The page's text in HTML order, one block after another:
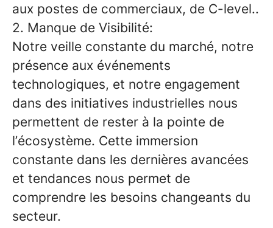
aux postes de commerciaux, de C-level..
2. Manque de Visibilité:
Notre veille constante du marché, notre
présence aux événements
technologiques, et notre engagement
dans des initiatives industrielles nous
permettent de rester à la pointe de
l’écosystème. Cette immersion
constante dans les dernières avancées
et tendances nous permet de
comprendre les besoins changeants du
secteur.